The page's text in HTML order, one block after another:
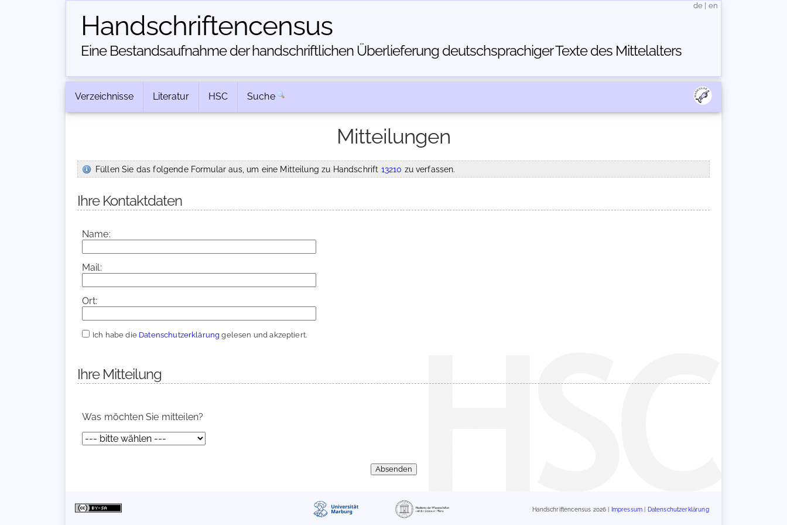
Handschriften­census
Eine Bestandsaufnahme der handschriftlichen Über­lieferung deutschsprachiger Texte des Mittelalters
de en
Verzeichnisse Literatur HSC Suche
Mitteilungen
Füllen Sie das folgende Formular aus, um eine Mitteilung zu Handschrift 13210 zu verfassen.
Ihre Kontaktdaten
Name:
Mail:
Ort:
Ich habe die Datenschutzerklärung gelesen und akzeptiert.
Ihre Mitteilung
Was möchten Sie mitteilen?
Handschriftencensus 2026 | Impressum Datenschutzerklärung